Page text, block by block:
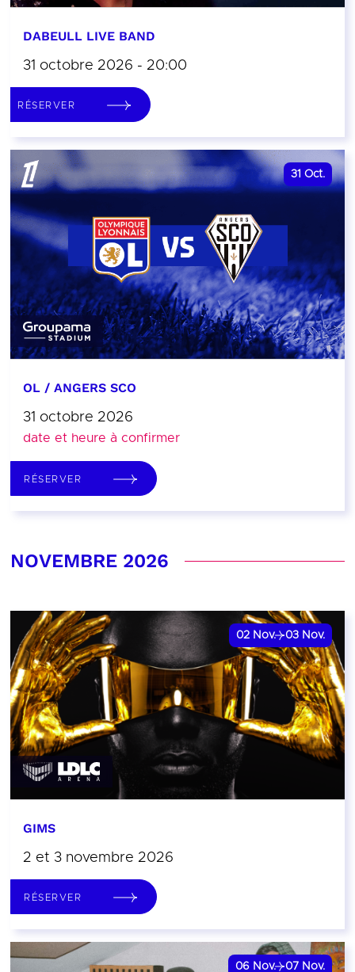
DABEULL LIVE BAND
31 octobre 2026 - 20:00
RÉSERVER
31 Oct.
OL / ANGERS SCO
31 octobre 2026
date et heure à confirmer
RÉSERVER
NOVEMBRE 2026
02 Nov. 03 Nov.
GIMS
2 et 3 novembre 2026
RÉSERVER
06 Nov. 07 Nov.